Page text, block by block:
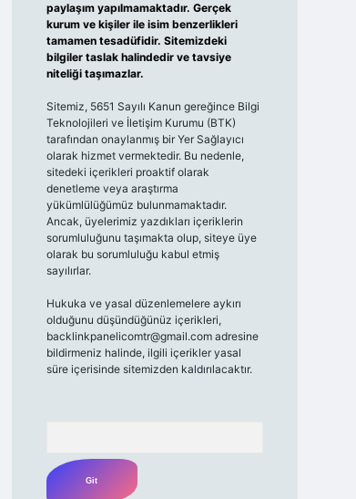
paylaşım yapılmamaktadır. Gerçek
kurum ve kişiler ile isim benzerlikleri
tamamen tesadüfidir. Sitemizdeki
bilgiler taslak halindedir ve tavsiye
niteliği taşımazlar.
Sitemiz, 5651 Sayılı Kanun gereğince Bilgi
Teknolojileri ve İletişim Kurumu (BTK)
tarafından onaylanmış bir Yer Sağlayıcı
olarak hizmet vermektedir. Bu nedenle,
sitedeki içerikleri proaktif olarak
denetleme veya araştırma
yükümlülüğümüz bulunmamaktadır.
Ancak, üyelerimiz yazdıkları içeriklerin
sorumluluğunu taşımakta olup, siteye üye
olarak bu sorumluluğu kabul etmiş
sayılırlar.
Hukuka ve yasal düzenlemelere aykırı
olduğunu düşündüğünüz içerikleri,
backlinkpanelicomtr@gmail.comadresine
bildirmeniz halinde, ilgili içerikler yasal
süre içerisinde sitemizden kaldırılacaktır.